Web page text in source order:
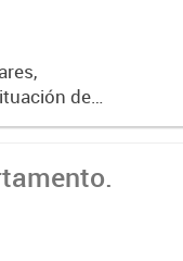
de
Años 2001,